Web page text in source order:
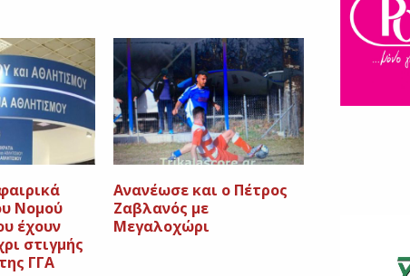
Νομού
έχουν
στιγμής
ΓΓΑ
Ανανέωσε και ο Πέτρος
Ζαβλανός με
Μεγαλοχώρι